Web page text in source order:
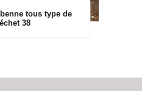
tous type de
38